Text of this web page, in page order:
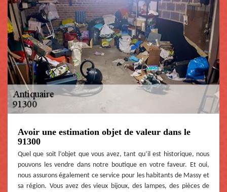
Avoir une estimation objet de valeur dans le
91300
Quel que soit l’objet que vous avez, tant qu’il est historique, nous
pouvons les vendre dans notre boutique en votre faveur. Et oui,
nous assurons également ce service pour les habitants de Massy et
sa région. Vous avez des vieux bijoux, des lampes, des pièces de